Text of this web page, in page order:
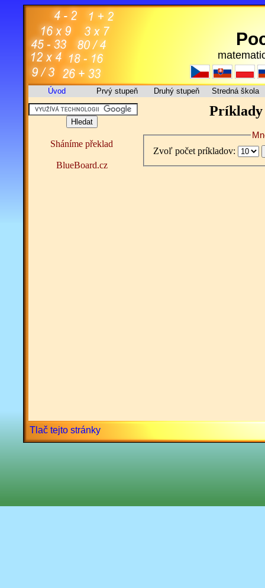
Úvod Prvý stupeň Druhý stupeň Stredná škola
Sháníme překlad
BlueBoard.cz
Príklady
Zvoľ počet príkladov:
Tlač tejto stránky